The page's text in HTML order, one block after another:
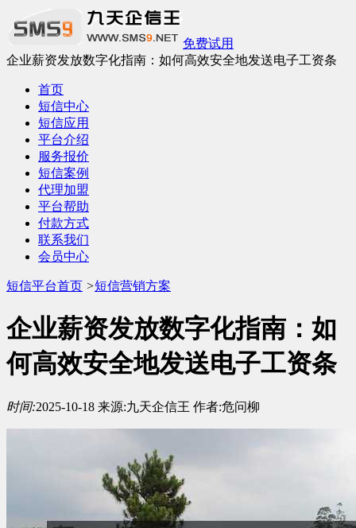
免费试用
企业薪资发放数字化指南：如何高效安全地发送电子工资条
首页
短信中心
短信应用
平台介绍
服务报价
短信案例
代理加盟
平台帮助
付款方式
联系我们
会员中心
短信平台首页 >短信营销方案
企业薪资发放数字化指南：如
何高效安全地发送电子工资条
时间:2025-10-18 来源:九天企信王 作者:危问柳